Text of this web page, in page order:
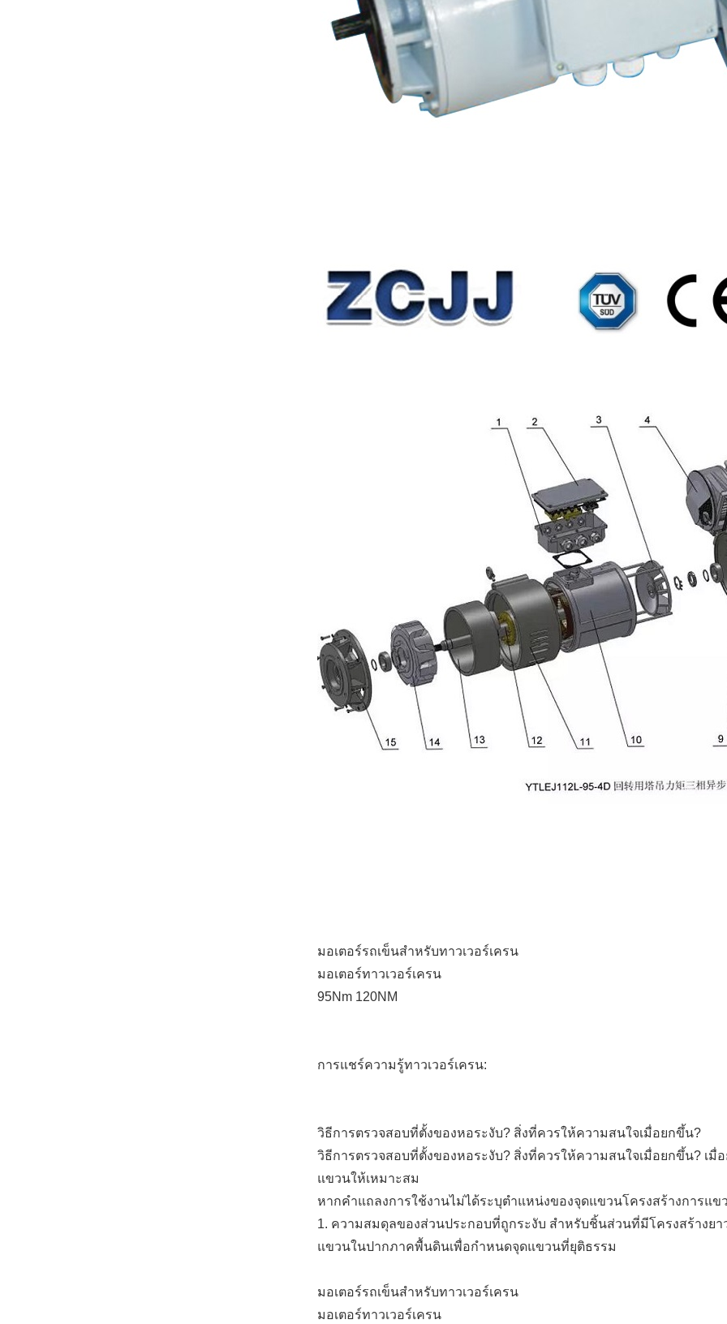
มอเตอร์รถเข็นสำหรับทาวเวอร์เครน
มอเตอร์ทาวเวอร์เครน
95Nm 120NM
การแชร์ความรู้ทาวเวอร์เครน:
วิธีการตรวจสอบที่ตั้งของหอระงับ? สิ่งที่ควรให้ความสนใจเมื่อยกขึ้น?
วิธีการตรวจสอบที่ตั้งของหอระงับ? สิ่งที่ควรให้ความสนใจเมื่อยกขึ้น?
แขวนให้เหมาะสม
หากคำแถลงการใช้งานไม่ได้ระบุตำแหน่งของจุดแขวนโครงสร้างการแข
1. ความสมดุลของส่วนประกอบที่ถูกระงับ สำหรับชิ้นส่วนที่มีโครงสร้างย
แขวนในปากภาคพื้นดินเพื่อกำหนดจุดแขวนที่ยุติธรรม
มอเตอร์รถเข็นสำหรับทาวเวอร์เครน
มอเตอร์ทาวเวอร์เครน